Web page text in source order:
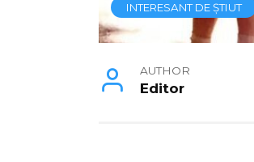
INTERESANT DE ȘTIUT
AUTHOR
Editor